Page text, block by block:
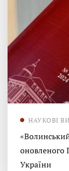
НАУКОВІ
оновленого
України